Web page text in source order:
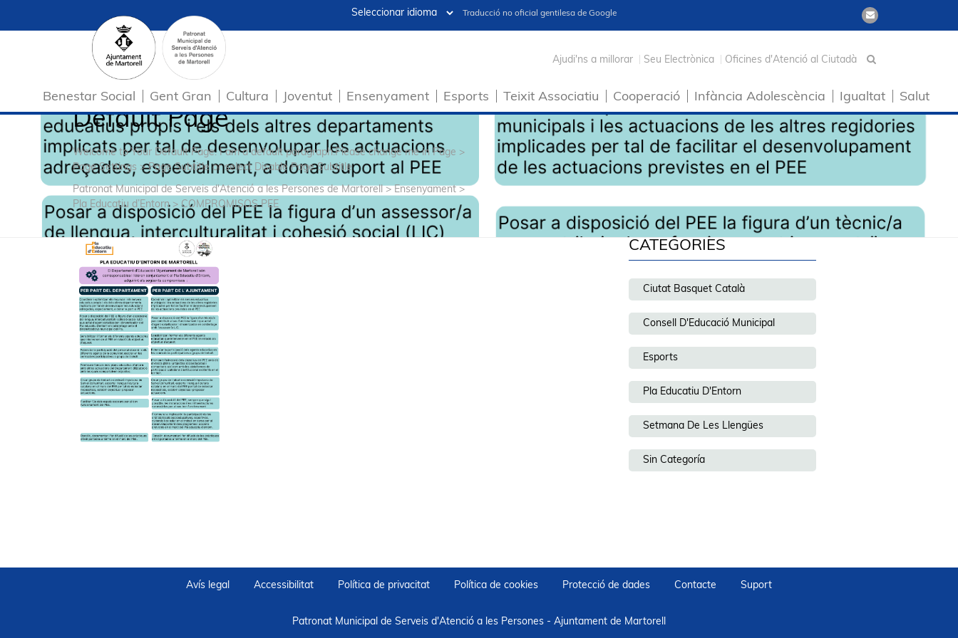
Traducció no oficial gentilesa de Google
Ajudi'ns a millorar Seu Electrònica Oficines d'Atenció al Ciutadà
Benestar Social Gent Gran Cultura Joventut Ensenyament Esports Teixit Associatiu Cooperació Infància Adolescència Igualtat Salut
Default Page
Welcome to Your Default Page. I am a default paragraph.Please change me in Page >
Page Settings > Page Subtitle or select Disable Page Subtitle
Patronat Municipal de Serveis d'Atenció a les Persones de Martorell > Ensenyament >
Pla Educatiu d’Entorn> COMPROMISOS PEE
CATEGORIES
Ciutat Basquet Català
Consell D'Educació Municipal
Esports
Pla Educatiu D'Entorn
Setmana De Les Llengües
Sin Categoría
Avís legal Accessibilitat Política de privacitat Política de cookies Protecció de dades Contacte Suport
Patronat Municipal de Serveis d'Atenció a les Persones - Ajuntament de Martorell